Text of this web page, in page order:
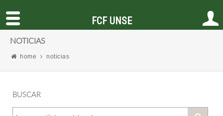
NOTICIAS
home noticias
BUSCAR
FCF UNSE